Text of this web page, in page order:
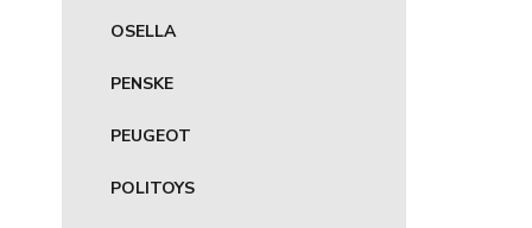
OSELLA
PENSKE
PEUGEOT
POLITOYS